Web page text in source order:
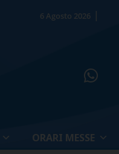
6 Agosto 2026
ORARI MESSE